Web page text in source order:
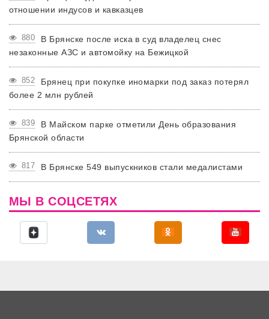
отношении индусов и кавказцев
880
В Брянске после иска в суд владелец снес
незаконные АЗС и автомойку на Бежицкой
852
Брянец при покупке иномарки под заказ потерял
более 2 млн рублей
839
В Майском парке отметили День образования
Брянской области
817 В Брянске 549 выпускников стали медалистами
МЫ В СОЦСЕТЯХ